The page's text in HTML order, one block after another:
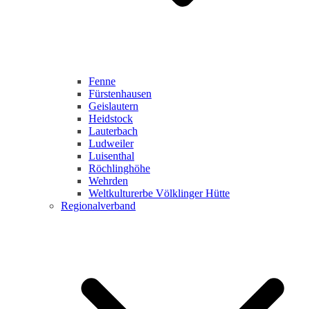
Fenne
Fürstenhausen
Geislautern
Heidstock
Lauterbach
Ludweiler
Luisenthal
Röchlinghöhe
Wehrden
Weltkulturerbe Völklinger Hütte
Regionalverband